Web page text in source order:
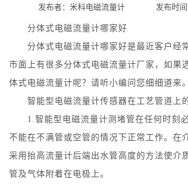
发布者：米科电磁流量计 发布时间
分体式电磁流量计哪家好
分体式电磁流量计哪家好是最近客户经常
市面上有很多分体式电磁流量计厂家，如果
体式电磁流量计呢？请听小编问您细细道来。
智能型电磁流量计传感器在工艺管道上
1.智能型电磁流量计测堵管在任何时刻必
不能在不满管或空管的情况下正常工作。在
采用抬高流量计后端出水管高度的方法使介
管及气体附着在电极上。